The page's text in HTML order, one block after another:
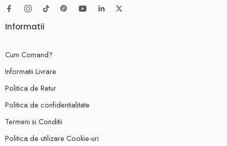
Informatii
Cum Comand?
Informatii Livrare
Politica de Retur
Politica de confidentialitate
Termeni si Conditii
Politica de utilizare Cookie-uri